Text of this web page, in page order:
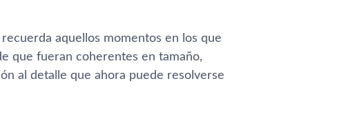
aquellos momentos en los que
que fueran coherentes en tamaño,
al detalle que ahora puede resolverse